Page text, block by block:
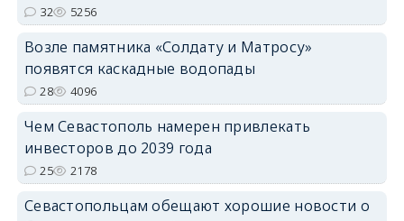
32 5256
Возле памятника «Солдату и Матросу»
появятся каскадные водопады
28 4096
Чем Севастополь намерен привлекать
инвесторов до 2039 года
25 2178
Севастопольцам обещают хорошие новости о